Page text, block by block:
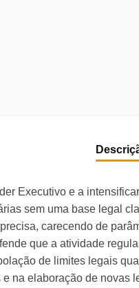
Executivo e a
sem uma base legal
carecendo de
que a atividade
de limites legais
na elaboração de